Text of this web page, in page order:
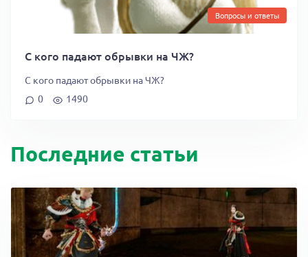
Вопросы и ответы
С кого падают обрывки на ЧЖ?
С кого падают обрывки на ЧЖ?
0
1490
Последние статьи